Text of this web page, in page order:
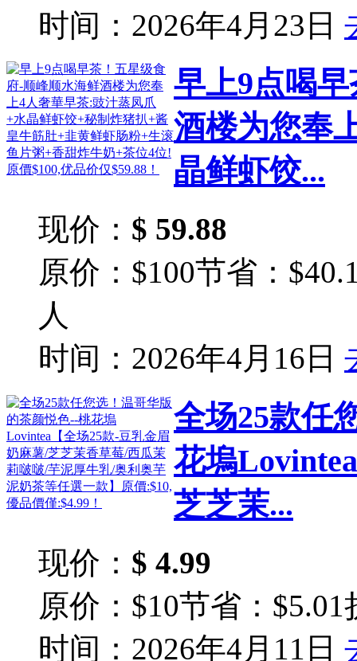
时间：2026年4月23日
早上9点喝
酒楼为您奉
晶鲜虾饺...
现价： $ 59.88
原价：$100节省：
人
时间：2026年4月16日
全场25款任
花塢
芝芝茉...
现价： $ 4.99
原价：$10节省：$5.01
时间：2026年4月11日